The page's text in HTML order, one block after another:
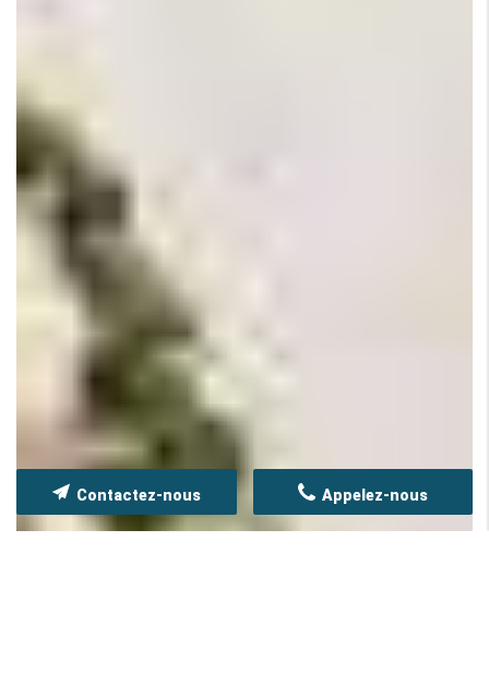
Appelez-nous
Contactez-nous